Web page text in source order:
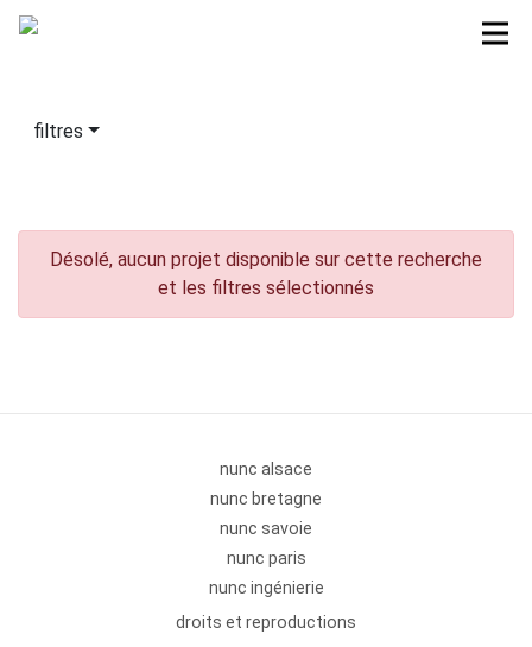
filtres
Désolé, aucun projet disponible sur cette recherche
et les filtres sélectionnés
nunc alsace
nunc bretagne
nunc savoie
nunc paris
nunc ingénierie
droits et reproductions